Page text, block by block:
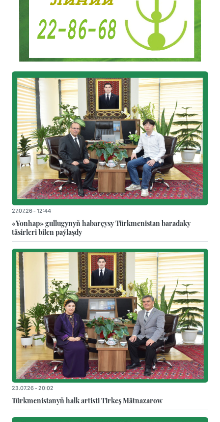
27.07.26 - 12:44
«Yonhap» gullugynyň habarçysy Türkmenistan baradaky
täsirleri bilen paýlaşdy
23.07.26 - 20:02
Türkmenistanyň halk artisti Tirkeş Mätnazarow